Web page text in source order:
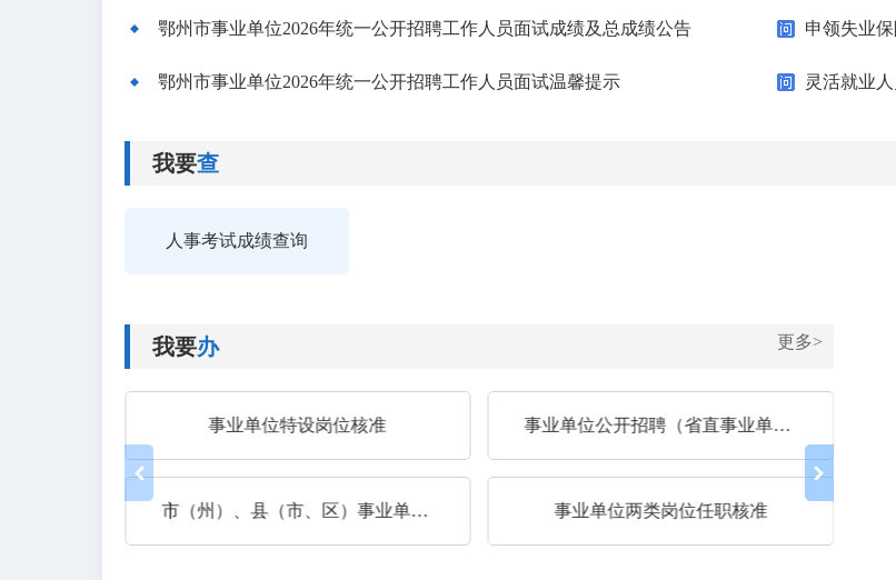
鄂州市事业单位2026年统一公开招聘工作人员面试成绩及总成绩公告
鄂州市事业单位2026年统一公开招聘工作人员面试温馨提示
申领失业
灵活就业
我要查
人事考试成绩查询
我要办 更多>
事业单位特设岗位核准
市（州）、县（市、区）事业单位公开招聘方案核准
事业单位公开招聘（省直事业单位公开招聘结果备案）
事业单位两类岗位任职核准